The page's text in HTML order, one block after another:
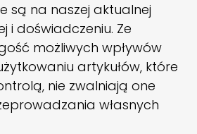
są na naszej aktualnej
i doświadczeniu. Ze
możliwych wpływów
artykułów, które
nie zwalniają one
własnych